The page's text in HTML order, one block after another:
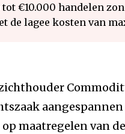
€10.000 handelen
lagee kosten van
maatregelen van